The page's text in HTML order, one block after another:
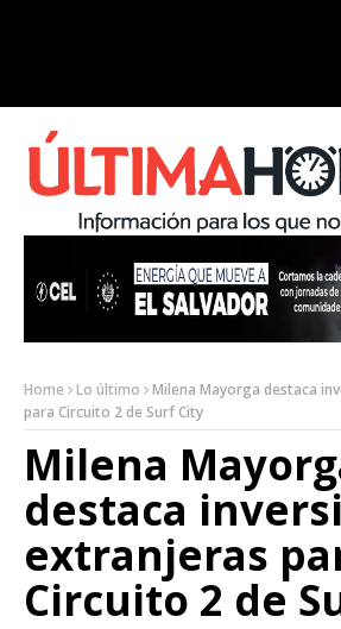
Home Lo último
Milena Mayorga destaca
para Circuito 2 de Surf City
Milena
destaca
extranjeras
Circuito 2 de